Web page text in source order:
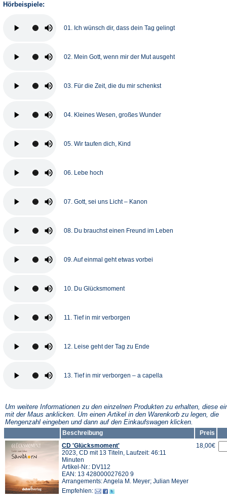
Hörbeispiele:
01. Ich wünsch dir, dass dein Tag gelingt
02. Mein Gott, wenn mir der Mut ausgeht
03. Für die Zeit, die du mir schenkst
04. Kleines Wesen, großes Wunder
05. Wir taufen dich, Kind
06. Lebe hoch
07. Gott, sei uns Licht – Kanon
08. Du brauchst einen Freund im Leben
09. Auf einmal geht etwas vorbei
10. Du Glücksmoment
11. Tief in mir verborgen
12. Leise geht der Tag zu Ende
13. Tief in mir verborgen – a capella
Um weitere Informationen zu den einzelnen Produkten zu erhalten, diese
mit der Maus anklicken. Um einen Artikel in den Warenkorb zu legen, die
Mengenzahl eingeben und dann auf den Einkaufswagen klicken.
Beschreibung
Preis
CD 'Glücksmoment'
2023, CD mit 13 Titeln, Laufzeit: 46:11
Minuten
Artikel-Nr.: DV112
EAN: 13 428000027620 9
Arrangements: Angela M. Meyer; Julian Meyer
Empfehlen:
18,00€